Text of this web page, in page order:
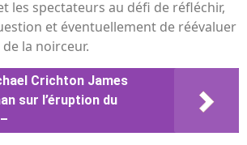
les spectateurs au défi de réfléchir,
et éventuellement de réévaluer
la noirceur.
Crichton James
sur l’éruption du